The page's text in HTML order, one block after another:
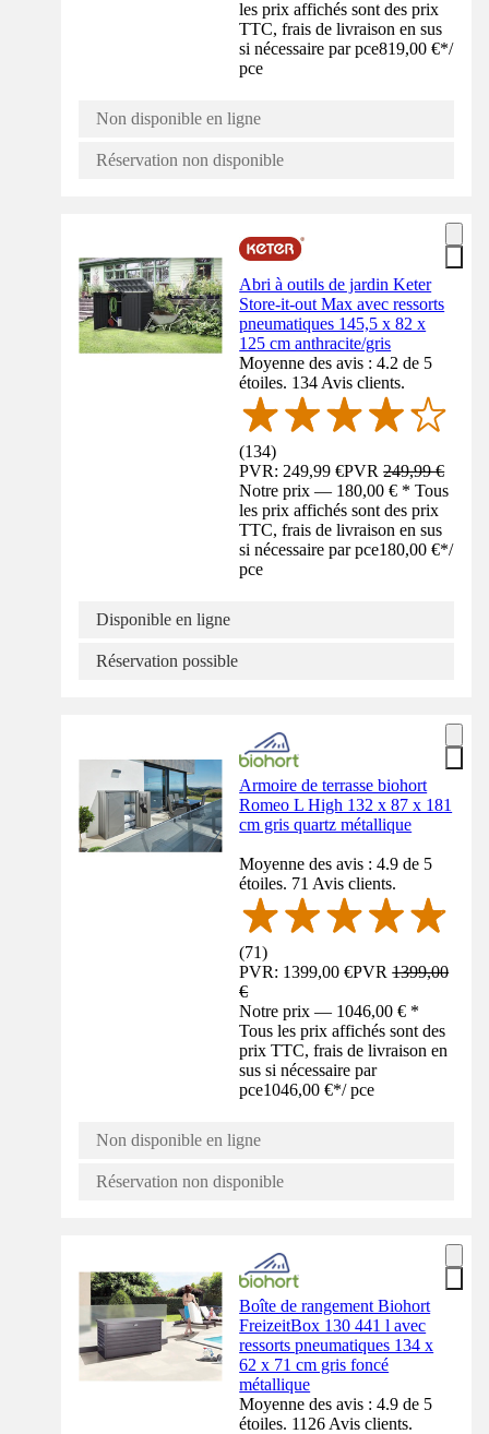
les prix affichés sont des prix
TTC, frais de livraison en sus
si nécessaire par pce819,00 €*/
pce
Non disponible en ligne
Réservation non disponible
Abri à outils de jardin Keter
Store-it-out Max avec ressorts
pneumatiques 145,5 x 82 x
125 cm anthracite/gris
Moyenne des avis : 4.2 de 5
étoiles. 134 Avis clients.
(134)
PVR: 249,99 €PVR249,99 €
Notre prix — 180,00 € * Tous
les prix affichés sont des prix
TTC, frais de livraison en sus
si nécessaire par pce180,00 €*/
pce
Disponible en ligne
Réservation possible
Armoire de terrasse biohort
Romeo L High 132 x 87 x 181
cm gris quartz métallique
Moyenne des avis : 4.9 de 5
étoiles. 71 Avis clients.
(71)
PVR: 1399,00 €PVR1399,00
€
Notre prix — 1046,00 € *
Tous les prix affichés sont des
prix TTC, frais de livraison en
sus si nécessaire par
pce1046,00 €*/ pce
Non disponible en ligne
Réservation non disponible
Boîte de rangement Biohort
FreizeitBox 130 441 l avec
ressorts pneumatiques 134 x
62 x 71 cm gris foncé
métallique
Moyenne des avis : 4.9 de 5
étoiles. 1126 Avis clients.